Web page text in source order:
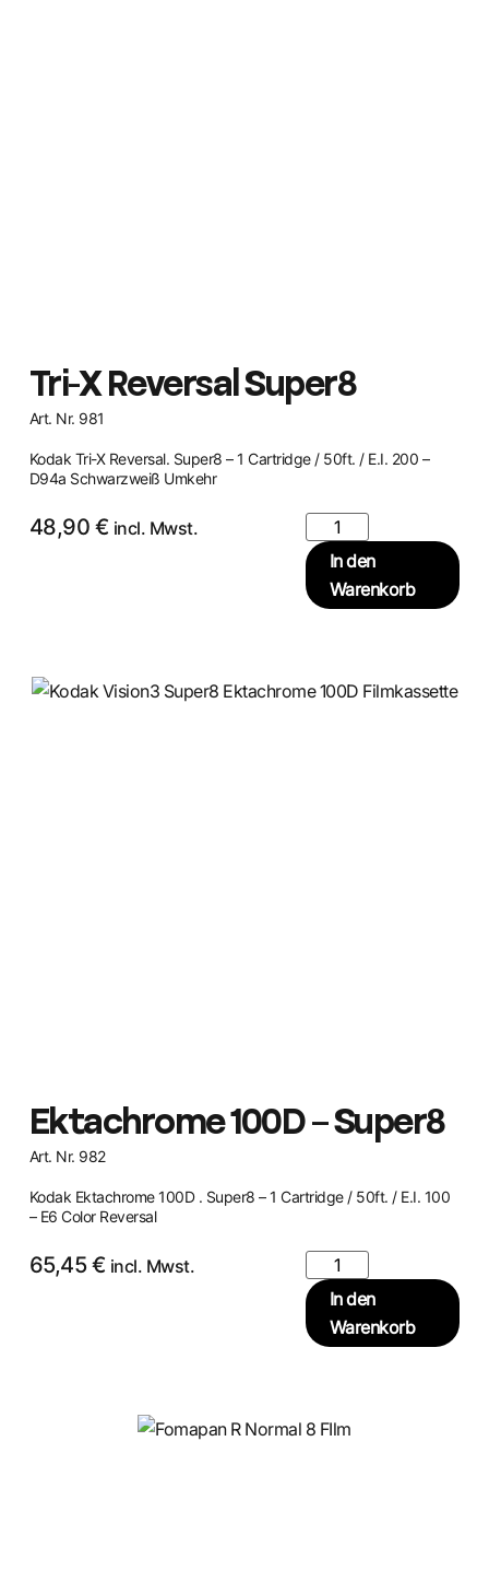
Tri-X Reversal Super8
Art. Nr. 981
Kodak Tri-X Reversal. Super8 – 1 Cartridge / 50ft. / E.I. 200 –
D94a Schwarzweiß Umkehr
48,90 € incl. Mwst.
In den
Warenkorb
Ektachrome 100D – Super8
Art. Nr. 982
Kodak Ektachrome 100D . Super8 – 1 Cartridge / 50ft. / E.I. 100
– E6 Color Reversal
65,45€ incl. Mwst.
In den
Warenkorb